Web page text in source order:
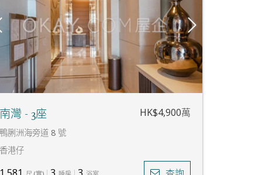
南灣 - 3座
鴨脷洲海旁道 8 號
香港仔
HK$4,900萬